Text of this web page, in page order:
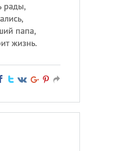
рады,
папа,
жизнь.